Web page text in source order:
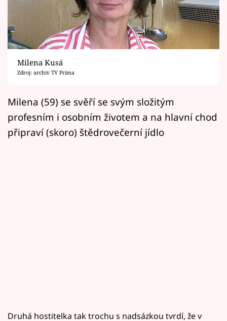
Sledujte prima+
Filmový festival Karlovy Vary
Pořady
Mámy sobě
Přihlášení
Milena Kusá
Zdroj: archiv TV Prima
Milena (59) se svěří se svým složitým
profesním i osobním životem a na hlavní chod
připraví (skoro) štědrovečerní jídlo
Druhá hostitelka tak trochu s nadsázkou tvrdí, že v